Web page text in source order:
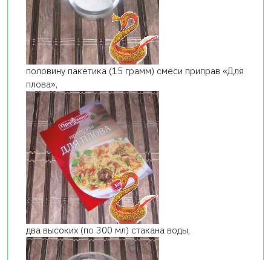
половину пакетика (15 грамм) смеси приправ «Для
плова»,
два высоких (по 300 мл) стакана воды,